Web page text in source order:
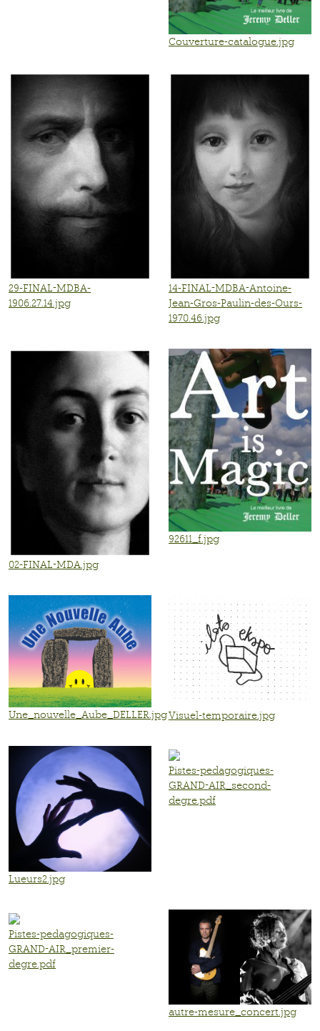
Couverture-catalogue.jpg
29-FINAL-MDBA-
1906.27.14.jpg
14-FINAL-MDBA-Antoine-
Jean-Gros-Paulin-des-Ours-
1970.46.jpg
02-FINAL-MDA.jpg
92611_f.jpg
Une_nouvelle_Aube_DELLER.jpgVisuel-temporaire.jpg
Lueurs2.jpg
Pistes-pedagogiques-
GRAND-AIR_second-
degre.pdf
Pistes-pedagogiques-
GRAND-AIR_premier-
degre.pdf
autre-mesure_concert.jpg